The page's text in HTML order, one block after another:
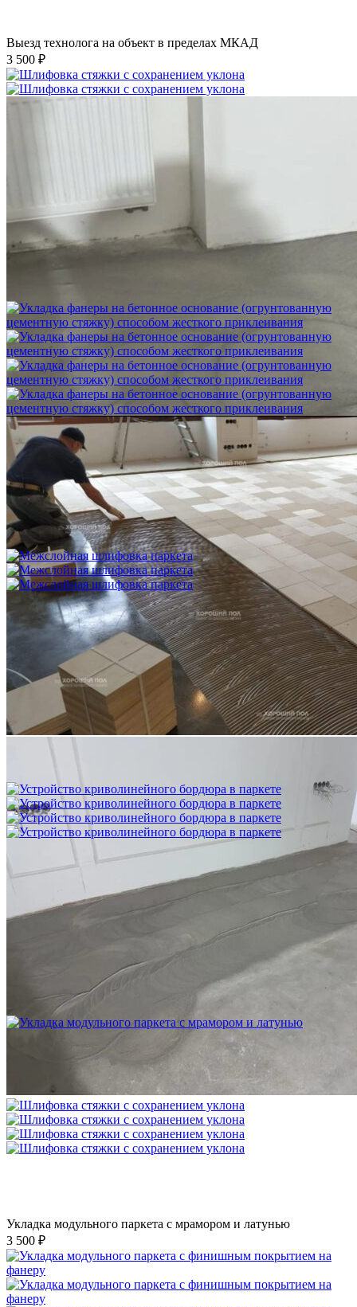
Выезд технолога на объект в пределах МКАД
3 500 ₽
Укладка фанеры на бетонное основание (огрунтованную
цементную стяжку) способом жесткого приклеивания
750 ₽
Устройство криволинейного бордюра в паркете
Укладка модульного паркета с мрамором и латунью
3 500 ₽